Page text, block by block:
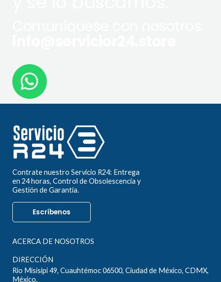
Contrate nuestro Servicio R24: Entrega
en 24 horas, Control de Obsolescencia y
Gestión de Garantía.
Escríbenos
ACERCA DE NOSOTROS
DIRECCIÓN
Rio Misisipi 49, Cuauhtémoc 06500, Ciudad de México, CDMX,
México.